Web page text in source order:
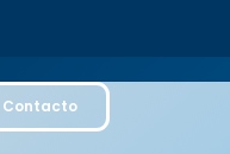
Contacto